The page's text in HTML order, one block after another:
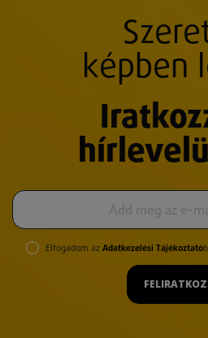
képben
Elfogadom az Adatkezelési Tájékoztató